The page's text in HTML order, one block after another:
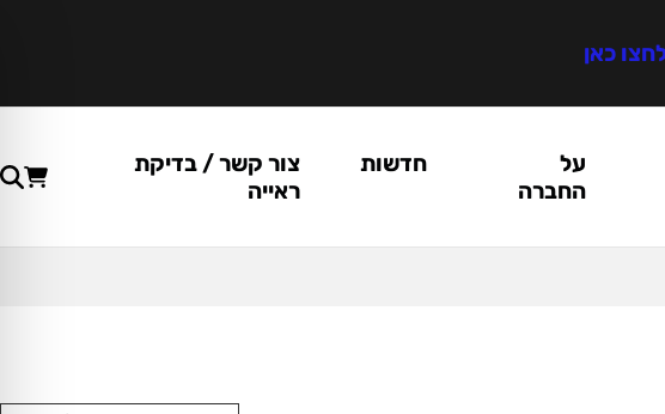
כאן
על
החברה
חדשות
צור קשר / בדיקת
ראייה